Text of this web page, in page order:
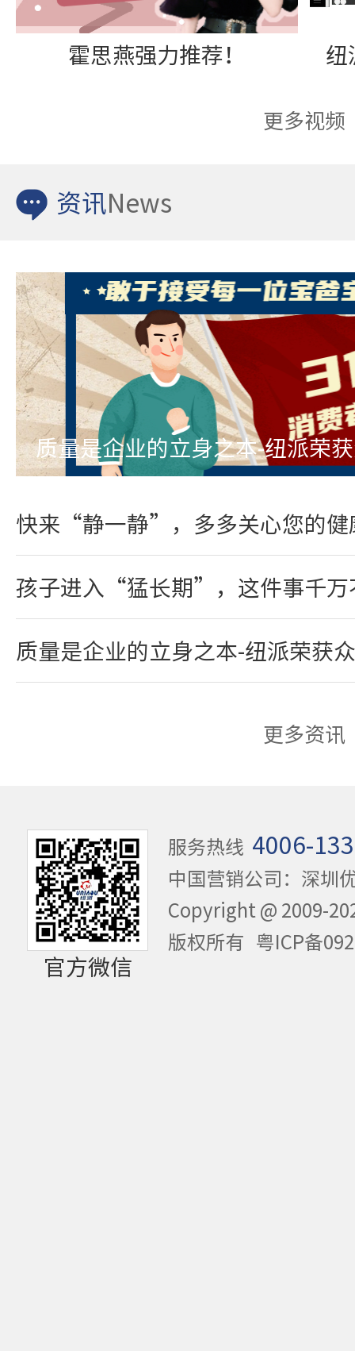
霍思燕强力推荐！
更多视频
资讯 News
质量是企业的立身之本-纽派荣
快来“静一静”，多多关心您的健
孩子进入“猛长期”，这件事千万
质量是企业的立身之本-纽派荣获
更多资讯
官方微信
服务热线 4006-
中国营销公司：深圳
Copyright @ 2009-
版权所有
粤ICP备